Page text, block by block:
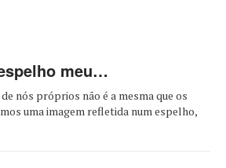
meu…
nós próprios não é a mesma que os
uma imagem refletida num espelho,